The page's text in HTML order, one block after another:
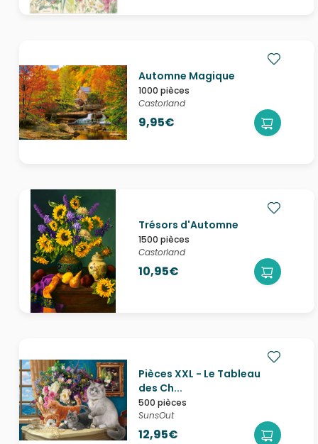
Automne Magique
1000 pièces
Castorland
9,95€
Trésors d'Automne
1500 pièces
Castorland
10,95€
Pièces XXL - Le Tableau
des Ch...
500 pièces
SunsOut
12,95€